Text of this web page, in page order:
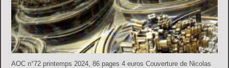
AOC n°72 printemps 2024, 86 pages 4 euros Couverture de Nicolas